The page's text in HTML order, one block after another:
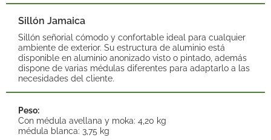
Sillón Jamaica
Sillón señorial cómodo y confortable ideal para cualquier
ambiente de exterior. Su estructura de aluminio está
disponible en aluminio anonizado visto o pintado, además
dispone de varias médulas diferentes para adaptarlo a las
necesidades del cliente.
Peso:
Con médula avellana y moka: 4,20 kg
médula blanca: 3,75 kg